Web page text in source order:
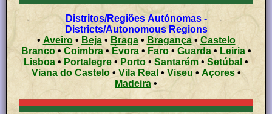
Distritos/Regiões Autónomas -
Districts/Autonomous Regions
• Aveiro• Beja• Braga• Bragança•Castelo
Branco• Coimbra• Évora• Faro• Guarda• Leiria•
Lisboa • Portalegre • Porto • Santarém• Setúbal •
Viana do Castelo• Vila Real • Viseu • Açores •
Madeira •